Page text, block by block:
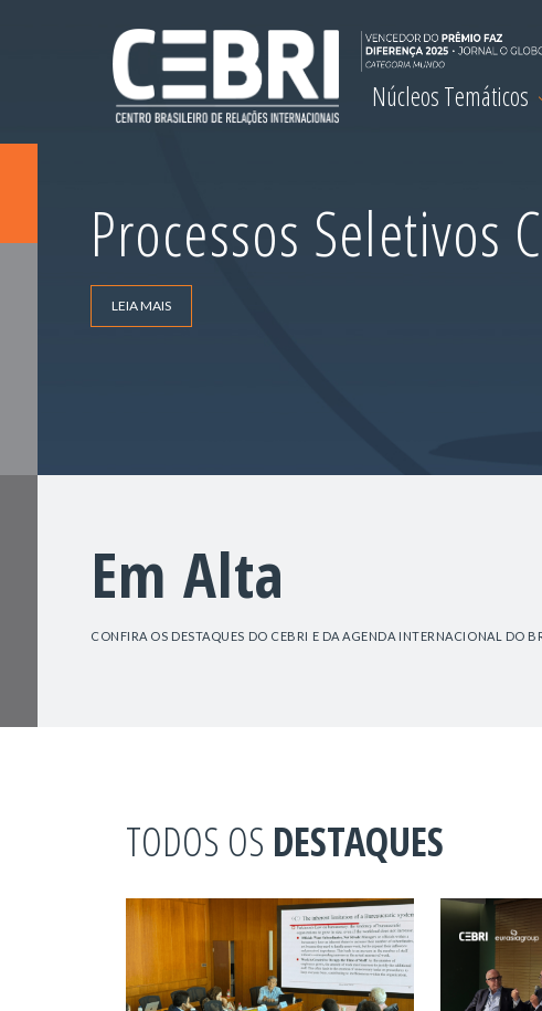
Núcleos Temáticos
Processos Seletivos
LEIA MAIS
Em Alta
CONFIRA OS DESTAQUES DO CEBRI E DA AGENDA INTERNACIONAL DO
TODOS OS DESTAQUES